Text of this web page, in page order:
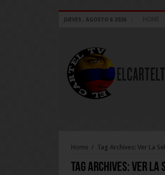
JUEVES , AGOSTO 6 2026 HOME
Home / Tag Archives: Ver La
Tag Archives: Ver La